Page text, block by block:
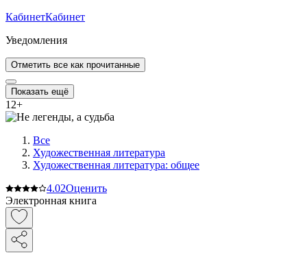
КабинетКабинет
Уведомления
Отметить все как прочитанные
Показать ещё
12+
Все
Художественная литература
Художественная литература: общее
4.02Оценить
Электронная книга